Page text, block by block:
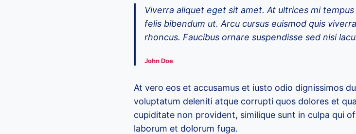
Viverra aliquet eget sit amet. At ultrices mi
felis bibendum ut. Arcu cursus euismod quis
rhoncus. Faucibus ornare suspendisse sed nisi
John Doe
At vero eos et accusamus et iusto odio dignissimos
voluptatum deleniti atque corrupti quos dolores et
cupiditate non provident, similique sunt in culpa qui
laborum et dolorum fuga.